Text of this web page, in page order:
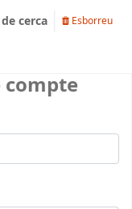
cerca Esborreu